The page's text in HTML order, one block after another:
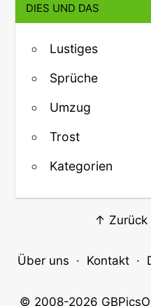
DIES UND DAS
Lustiges
Sprüche
Umzug
Trost
Kategorien
↑ Zurück
Über uns · Kontakt·
© 2008-2026